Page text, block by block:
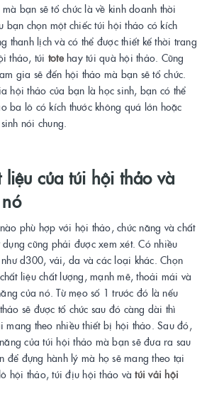
bạn sẽ tổ chức là về kinh doanh thời
bạn chọn một chiếc túi hội thảo có kích
thanh lịch và có thể được thiết kế thời trang
thảo, túi totehay túi quà hội thảo. Cũng
gia sẽ đến hội thảo mà bạn sẽ tổ chức.
hội thảo của bạn là học sinh, bạn có thể
ba lô có kích thước không quá lớn hoặc
nói chung.
liệu của túi hội thảo và
phù hợp với hội thảo, chức năng và chất
cũng phải được xem xét. Có nhiều
d300, vải, da và các loại khác. Chọn
liệu chất lượng, mạnh mẽ, thoải mái và
của nó. Từ mẹo số 1 trước đó là nếu
sẽ được tổ chức sau đó càng dài thì
mang theo nhiều thiết bị hội thảo. Sau đó,
của túi hội thảo mà bạn sẽ đưa ra sau
để đựng hành lý mà họ sẽ mang theo tại
hội thảo, túi địu hội thảo vàtúi vải hội